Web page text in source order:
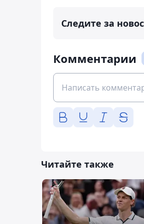
Следите за
Комментарии
Читайте также